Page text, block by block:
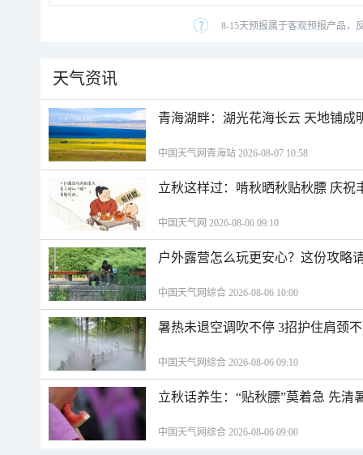
8-15天预报属于客观预报产品，
天气资讯
青海湖畔：湖光花海长云 天地铺成
中国天气网青海站 2026-08-07 10:58
立秋这样过：啃秋晒秋贴秋膘 庆祝
中国天气网 2026-08-06 09:10
户外露营怎么玩更安心？这份攻略
中国天气网综合 2026-08-06 10:00
暑热未退空调吹不停 3招护住肩颈
中国天气网综合 2026-08-06 09:10
立秋话养生：“贴秋膘”莫着急 先清
中国天气网综合 2026-08-06 09:00